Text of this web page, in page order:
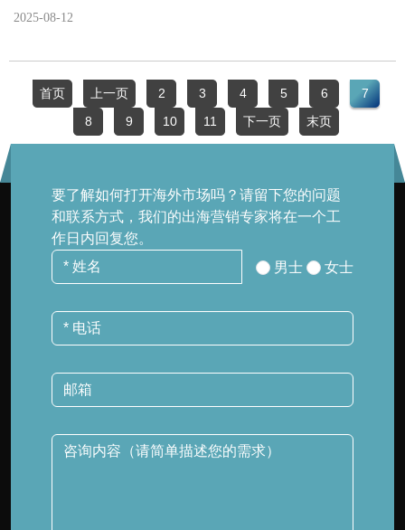
2025-08-12
首页 上一页 2 3 4 5 6
7
8
9 10 11 下一页 末页
要了解如何打开海外市场吗？请留下您的问题
和联系方式，我们的出海营销专家将在一个工
作日内回复您。
男士
女士